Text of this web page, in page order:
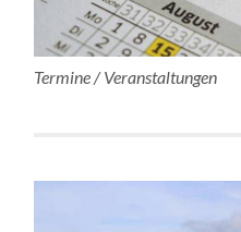
Termine / Veranstaltungen